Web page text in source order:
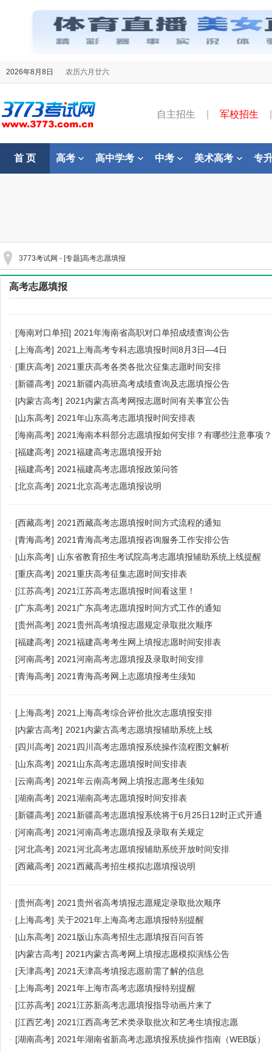
2026年8月8日 农历六月廿六
自主招生 军校招生
首 页 高考 高中学考 中考 美术高考 专
3773考试网 - [专题]高考志愿填报
高考志愿填报
· [海南对口单招] 2021年海南省高职对口单招成绩查询公告
· [上海高考] 2021上海高考专科志愿填报时间8月3日—4日
· [重庆高考] 2021重庆高考各类各批次征集志愿时间安排
· [新疆高考] 2021新疆内高班高考成绩查询及志愿填报公告
· [内蒙古高考] 2021内蒙古高考网报志愿时间有关事宜公告
· [山东高考] 2021年山东高考志愿填报时间安排表
· [海南高考] 2021海南本科部分志愿填报如何安排？有哪些注意事项？
· [福建高考] 2021福建高考志愿填报开始
· [福建高考] 2021福建高考志愿填报政策问答
· [北京高考] 2021北京高考志愿填报说明
· [西藏高考] 2021西藏高考志愿填报时间方式流程的通知
· [青海高考] 2021青海高考志愿填报咨询服务工作安排公告
· [山东高考] 山东省教育招生考试院高考志愿填报辅助系统上线提醒
· [重庆高考] 2021重庆高考征集志愿时间安排表
· [江苏高考] 2021江苏高考志愿填报时间看这里！
· [广东高考] 2021广东高考志愿填报时间方式工作的通知
· [贵州高考] 2021贵州高考填报志愿规定录取批次顺序
· [福建高考] 2021福建高考考生网上填报志愿时间安排表
· [河南高考] 2021河南高考志愿填报及录取时间安排
· [青海高考] 2021青海高考网上志愿填报考生须知
· [上海高考] 2021上海高考综合评价批次志愿填报安排
· [内蒙古高考] 2021内蒙古高考志愿填报辅助系统上线
· [四川高考] 2021四川高考志愿填报系统操作流程图文解析
· [山东高考] 2021山东高考志愿填报时间安排表
· [云南高考] 2021年云南高考网上填报志愿考生须知
· [湖南高考] 2021湖南高考志愿填报时间安排表
· [新疆高考] 2021新疆高考志愿填报系统将于6月25日12时正式开通
· [河南高考] 2021河南高考志愿填报及录取有关规定
· [河北高考] 2021河北高考志愿填报辅助系统开放时间安排
· [西藏高考] 2021西藏高考招生模拟志愿填报说明
· [贵州高考] 2021贵州省高考填报志愿规定录取批次顺序
· [上海高考] 关于2021年上海高考志愿填报特别提醒
· [山东高考] 2021版山东高考招生志愿填报百问百答
· [内蒙古高考] 2021内蒙古高考网上填报志愿模拟演练公告
· [天津高考] 2021天津高考填报志愿前需了解的信息
· [上海高考] 2021年上海市高考志愿填报特别提醒
· [江苏高考] 2021江苏新高考志愿填报指导动画片来了
· [江西艺考] 2021江西高考艺术类录取批次和艺考生填报志愿
· [湖南高考] 2021年湖南省新高考志愿填报系统操作指南（WEB版）